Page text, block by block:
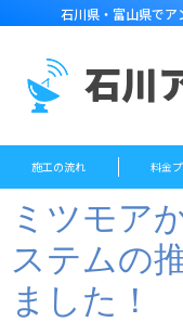
石川県・富山県でア
施工の流れ 料金
ミツモア
ステムの
ました！